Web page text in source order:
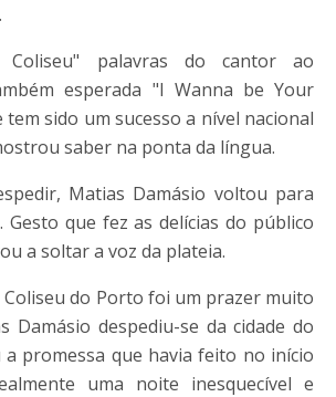
Coliseu" palavras do cantor ao
esperada "I Wanna be Your
tem sido um sucesso a nível nacional
saber na ponta da língua.
Matias Damásio voltou para
Gesto que fez as delícias do público
a soltar a voz da plateia.
do Porto foi um prazer muito
Damásio despediu-se da cidade do
promessa que havia feito no início
uma noite inesquecível e